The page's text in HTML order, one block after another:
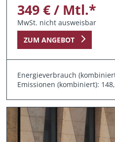
349 € / Mtl.*
MwSt. nicht ausweisbar
ZUM ANGEBOT
Energieverbrauch
Emissionen (kombiniert):